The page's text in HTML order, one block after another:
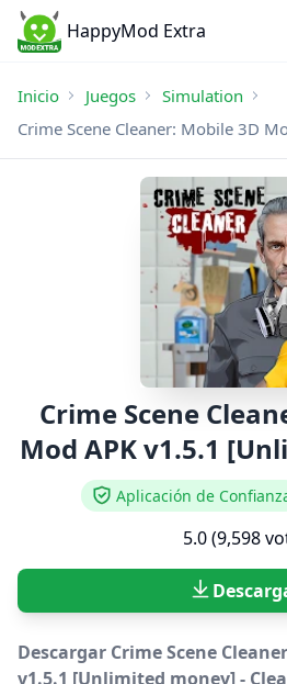
HappyMod Extra
Inicio Juegos
Simulation
Crime Scene Cleaner: Mobile 3D
Crime Scene
Mod APK v1.5.1
Aplicación de
5.0 (9,598
Descargar Crime Scene
v1.5.1 [Unlimited money] -